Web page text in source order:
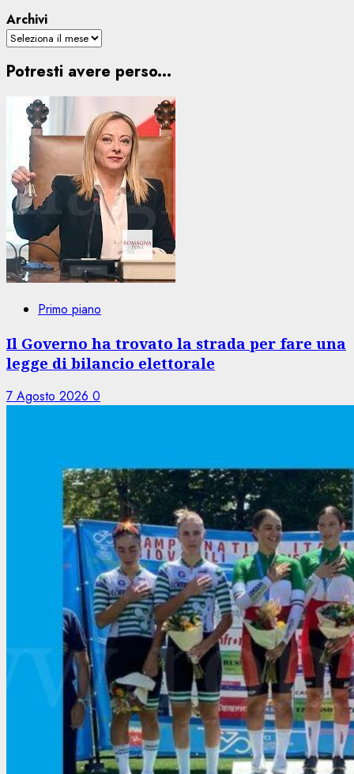
Archivi
Potresti avere perso...
Primo piano
Il Governo ha trovato la strada per fare una
legge di bilancio elettorale
7 Agosto 2026 0